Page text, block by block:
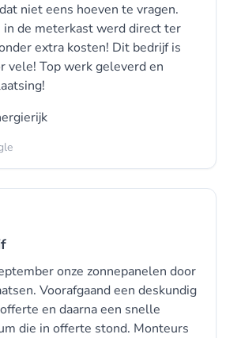
niet eens hoeven te vragen.
in de meterkast werd direct ter
extra kosten! Dit bedrijf is
vele! Top werk geleverd en
onze zonnepanelen door
Voorafgaand een deskundig
en daarna een snelle
die in offerte stond. Monteurs